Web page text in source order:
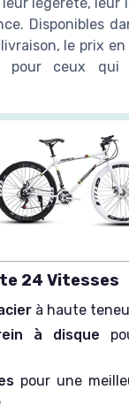
Disponibles
le prix
pour ceux
24 Vitesses
à haute
à disque
pour une